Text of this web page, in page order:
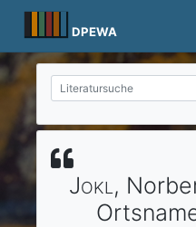
content
DPEWA
Jokl,